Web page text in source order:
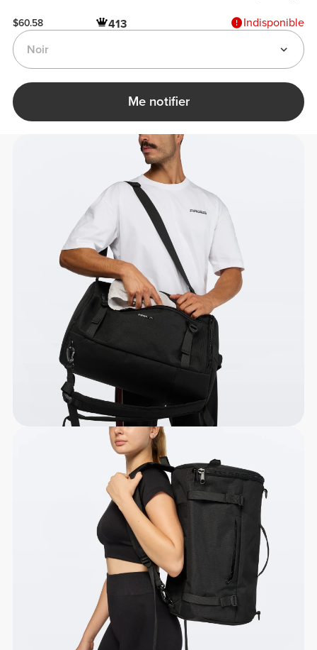
$60.58 413
Indisponible
Noir
Me notifier